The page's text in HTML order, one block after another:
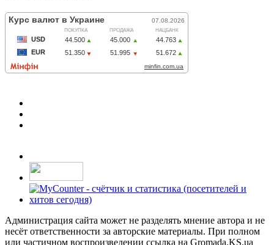
Администрация сайта может не разделять мнение автора и не
несёт ответственности за авторские материалы. При полном
или частичном воспроизведении ссылка на Gromada.KS.ua